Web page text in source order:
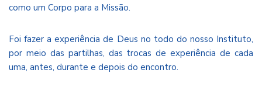
como um Corpo para a Missão.
Foi fazer a experiência de Deus no todo do nosso Instituto,
por meio das partilhas, das trocas de experiência de cada
uma, antes, durante e depois do encontro.